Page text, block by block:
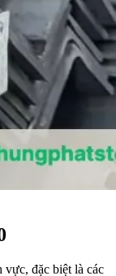
đặc biệt là các